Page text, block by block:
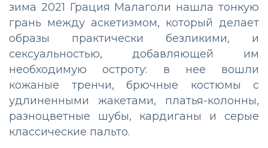
зима 2021 Грация Малаголи нашла тонкую
грань между аскетизмом, который делает
образы практически безликими, и
сексуальностью, добавляющей им
необходимую остроту: в нее вошли
кожаные тренчи, брючные костюмы с
удлиненными жакетами, платья-колонны,
разноцветные шубы, кардиганы и серые
классические пальто.